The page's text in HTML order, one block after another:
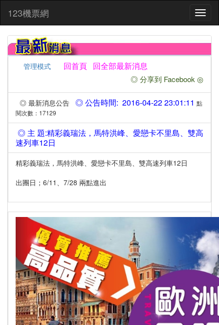
123機票網
管理模式 回首頁 回全部最新消息
◎ 分享到 Facebook ◎
◎ 最新消息公告 ◎ 公告時間: 2016-04-22 23:01:11 點
閱次數：17129
◎ 主 題:精彩義瑞法，馬特洪峰、愛戀卡不里島、雙高
速列車12日
精彩義瑞法，馬特洪峰、愛戀卡不里島、雙高速列車12日
出團日；6/11、7/28 兩點進出